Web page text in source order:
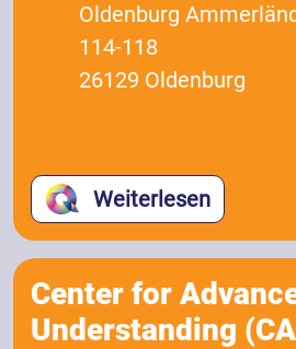
Oldenburg
114-118
26129 Oldenburg
Weiterlesen
Center for
Understanding